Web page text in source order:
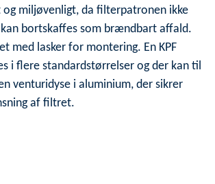
miljøvenligt, da filterpatronen ikke
kan bortskaffes som brændbart affald.
med lasker for montering. En KPF
i flere standardstørrelser og der kan til
venturidyse i aluminium, der sikrer
af filtret.